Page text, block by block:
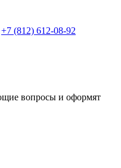
+7 (812) 612-08-92
вопросы и оформят